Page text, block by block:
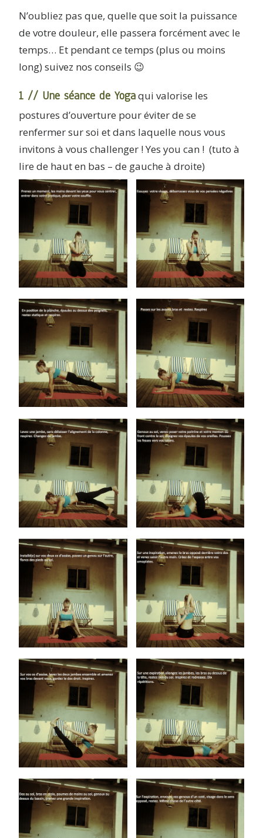
N’oubliez pas que, quelle que soit la puissance
de votre douleur, elle passera forcément avec le
temps… Et pendant ce temps (plus ou moins
long) suivez nos conseils 😉
1 // Une séance de Yogaqui valorise les
postures d’ouverture pour éviter de se
renfermer sur soi et dans laquelle nous vous
invitons à vous challenger ! Yes you can ! (tuto à
lire de haut en bas – de gauche à droite)